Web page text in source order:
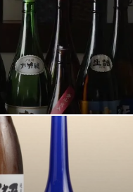
ビール、ウィスキーを始
ん使用したオリジナルカ
ルも多数取り揃えており
5F
れた、厳選の日本酒を常
との相性を考え抜いたラ
れ替わる限定酒もあり、
あります。お刺身や焼き